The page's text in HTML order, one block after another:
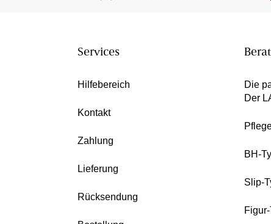
Services
Hilfebereich
Kontakt
Zahlung
Lieferung
Rücksendung
Die
Der
BH-
Slip-